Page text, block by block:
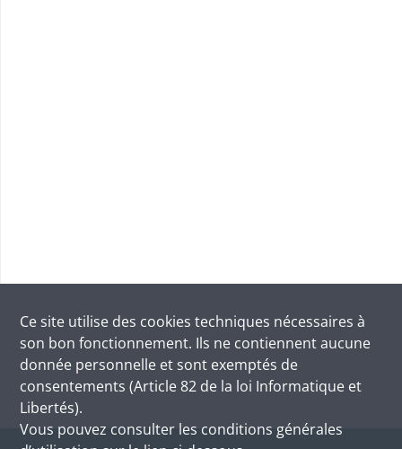
Ce site utilise des cookies techniques nécessaires à
son bon fonctionnement. Ils ne contiennent aucune
donnée personnelle et sont exemptés de
consentements (Article 82 de la loi Informatique et
Libertés).
Vous pouvez consulter les conditions générales